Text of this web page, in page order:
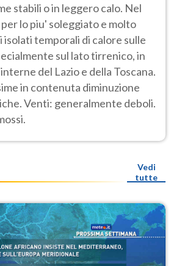
stabili o in leggero calo. Nel
lo piu' soleggiato e molto
isolati temporali di calore sulle
sul lato tirrenico, in
del Lazio e della Toscana.
in contenuta diminuzione
Venti: generalmente deboli.
Vedi
tutte